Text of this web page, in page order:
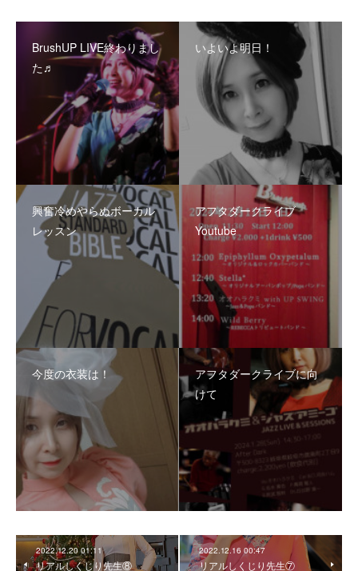
BrushUP LIVE終わりまし
た♬
いよいよ明日！
興奮冷めやらぬボーカル
レッスン
アフタダークライブ
Youtube
今度の衣装は！
アフタダークライブに向
けて
2022.12.20 01:11
リアルしくじり先生⑧
2022.12.16 00:47
リアルしくじり先生⑦